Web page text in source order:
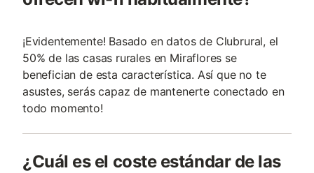
¡Evidentemente! Basado en datos de Clubrural, el
50% de las casas rurales en Miraflores se
benefician de esta característica. Así que no te
asustes, serás capaz de mantenerte conectado en
todo momento!
¿Cuál es el coste estándar de las